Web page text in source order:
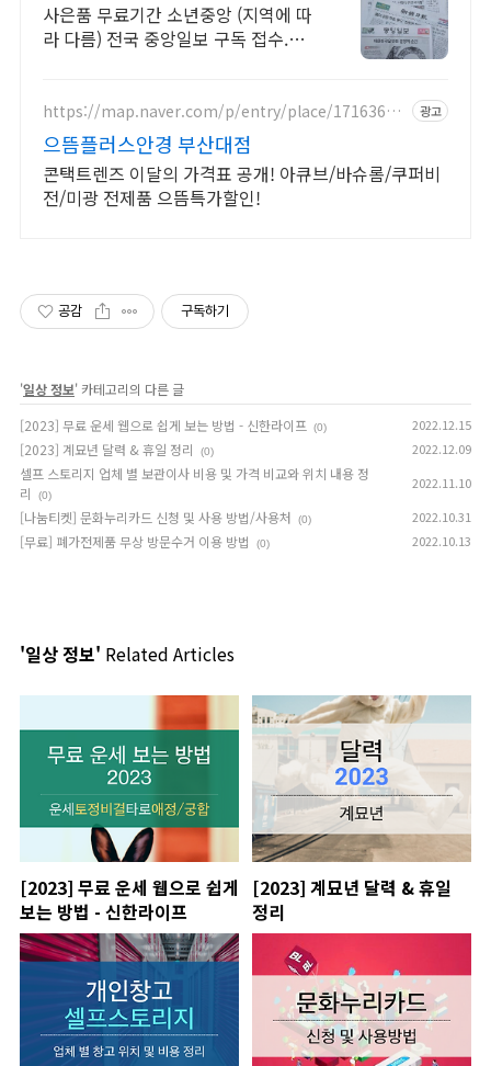
사은품 무료기간 소년중앙 (지역에 따
라 다름) 전국 중앙일보 구독 접수.친
https://map.naver.com/p/entry/place/17163663
광고
으뜸플러스안경 부산대점
콘택트렌즈 이달의 가격표 공개! 아큐브/바슈롬/쿠퍼비
전/미광 전제품 으뜸특가할인!
공감 구독하기
'일상 정보' 카테고리의 다른 글
[2023] 무료 운세 웹으로 쉽게 보는 방법 - 신한라이프
(0) 2022.12.15
[2023] 계묘년 달력 & 휴일 정리 (0) 2022.12.09
셀프 스토리지 업체 별 보관이사 비용 및 가격 비교와 위치 내용 정
리
(0)
2022.11.10
[나눔티켓] 문화누리카드 신청 및 사용 방법/사용처 (0) 2022.10.31
[무료] 폐가전제품 무상 방문수거 이용 방법 (0) 2022.10.13
'일상 정보' Related Articles
[2023] 무료 운세 웹으로 쉽게
보는 방법 - 신한라이프
[2023] 계묘년 달력 & 휴일
정리